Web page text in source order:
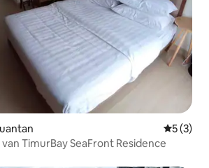
5 (3)
TimurBay SeaFront Residence